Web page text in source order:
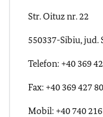
Str. Oituz nr. 22
550337-Sibiu, jud.
Telefon: +40 369
Fax: +40 369 427
Mobil: +40 740